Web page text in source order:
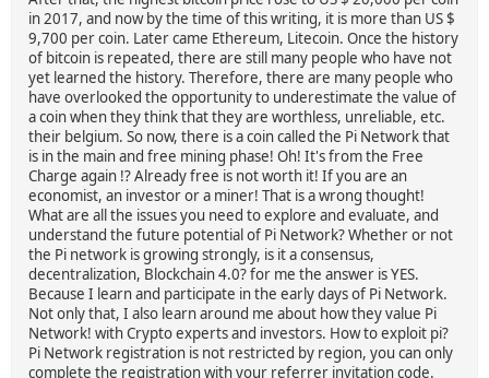
in 2017, and now by the time of this writing, it is more than US $
9,700 per coin. Later came Ethereum, Litecoin. Once the history
of bitcoin is repeated, there are still many people who have not
yet learned the history. Therefore, there are many people who
have overlooked the opportunity to underestimate the value of
a coin when they think that they are worthless, unreliable, etc.
their belgium. So now, there is a coin called the Pi Network that
is in the main and free mining phase! Oh! It's from the Free
Charge again !? Already free is not worth it! If you are an
economist, an investor or a miner! That is a wrong thought!
What are all the issues you need to explore and evaluate, and
understand the future potential of Pi Network? Whether or not
the Pi network is growing strongly, is it a consensus,
decentralization, Blockchain 4.0? for me the answer is YES.
Because I learn and participate in the early days of Pi Network.
Not only that, I also learn around me about how they value Pi
Network! with Crypto experts and investors. How to exploit pi?
Pi Network registration is not restricted by region, you can only
complete the registration with your referrer invitation code.